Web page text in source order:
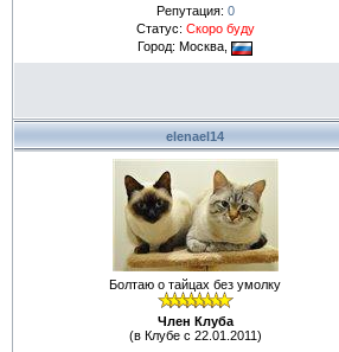
Репутация: 0
Статус: Скоро буду
Город: Москва,
elenael14
Болтаю о тайцах без умолку
Член Клуба
(в Клубе с 22.01.2011)